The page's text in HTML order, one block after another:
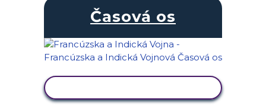
Časová os